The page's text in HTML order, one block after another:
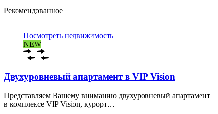
Рекомендованное
Посмотреть недвижимость
NEW
Двухуровневый апартамент в VIP Vision
Представляем Вашему вниманию двухуровневый апартамент
в комплексе VIP Vision, курорт…